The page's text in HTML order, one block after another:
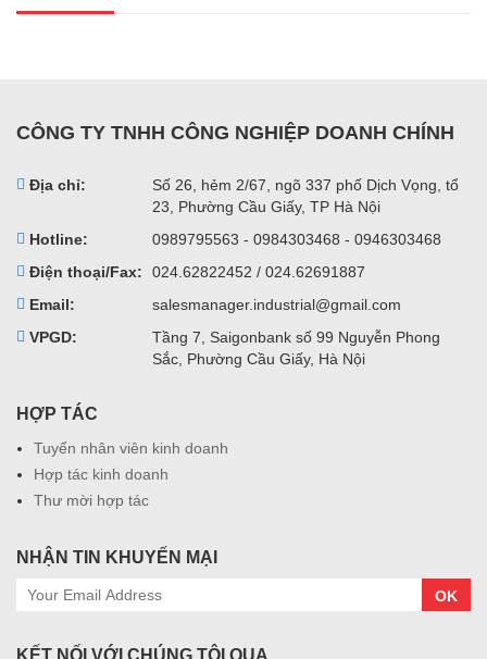
CÔNG TY TNHH CÔNG NGHIỆP DOANH CHÍNH
Địa chỉ:
Số 26, hẻm 2/67, ngõ 337 phố Dịch Vọng, tổ
23, Phường Cầu Giấy, TP Hà Nội
Hotline:
0989795563 - 0984303468 - 0946303468
Điện thoại/Fax:
024.62822452 / 024.62691887
Email:
salesmanager.industrial@gmail.com
VPGD:
Tầng 7, Saigonbank số 99 Nguyễn Phong
Sắc, Phường Cầu Giấy, Hà Nội
HỢP TÁC
Tuyển nhân viên kinh doanh
Hợp tác kinh doanh
Thư mời hợp tác
NHẬN TIN KHUYẾN MẠI
OK